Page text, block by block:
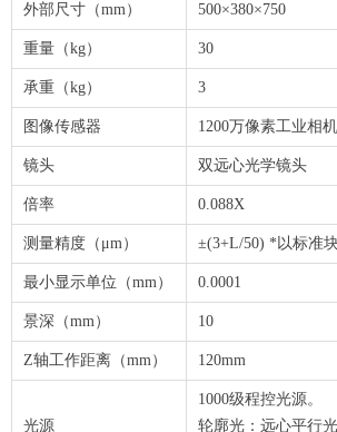
外部尺寸（mm） 500×380×750
重量（kg） 30
承重（kg） 3
图像传感器 1200万像素工业相机
镜头 双远心光学镜头
倍率 0.088X
测量精度（μm） ±(3+L/50) *以标准
最小显示单位（mm） 0.0001
景深（mm） 10
Z轴工作距离（mm） 120mm
光源
1000级程控光源。
轮廓光：远心平行光